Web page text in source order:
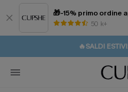
🎁-15% primo ordine
50 k+
⚡️-15% SUGLI
🔥SALDI
💌REGALO PER I